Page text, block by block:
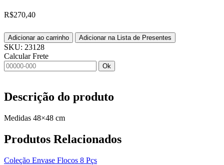
R$270,40
Adicionar ao carrinho Adicionar na Lista de Presentes
SKU: 23128
Calcular Frete
Ok
Descrição do produto
Medidas 48×48 cm
Produtos Relacionados
Coleção Envase Flocos 8 Pçs